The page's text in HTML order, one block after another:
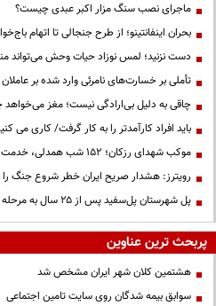
ماجرای نصب سنگ مزار اکبر عبدی چیست؟
بحران اینفانتینو؛ از طرح جنجالی تا اتهام
دست نزنید؛ لمس نوزاد حیات وحش می‌تواند
تأملی بر خسارت‌های نامرئی وارد شده بر
چاقی به دلیل بی‌ارادگی نیست؛ مغز می‌خواهد
باید افراد کارآمدتر را به کار گرفت/ کاری
موکب شهدای رزکان؛ ۱۵۲ شب همدلی، خدمت و میزبانی از مردم ولایت‌مدار شهریار
رویترز: هشدار صریح ایران خطر شروع جنگ
پل شهرستان پل‌سفید پس از ۲۵ سال به مرحله بهره‌برداری رسید
پربحث ترین عناوین
هشتمین کلان شهر ایران مشخص شد
سوابق بیمه شدگان روی سایت تامین اجتماعی